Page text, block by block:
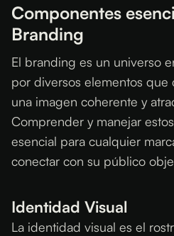
Componentes
Branding
El branding es un universo
por diversos elementos que
una imagen coherente y
Comprender y manejar
esencial para cualquier
conectar con su público
Identidad Visual
La identidad visual es el